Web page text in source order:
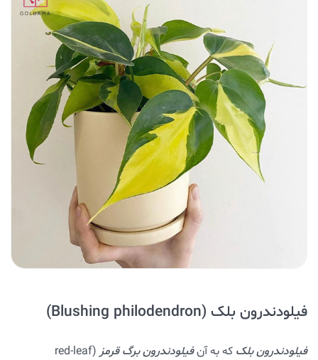
فیلودندرون بلک (Blushing philodendron)
فیلودندرون بلک که به آنفیلودندرون برگ قرمز (red-leaf